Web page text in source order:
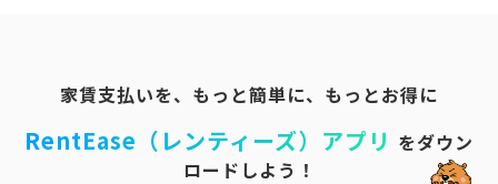
家賃支払いを、もっと簡単に、もっとお得に
RentEase（レンティーズ）アプリ をダウン
ロードしよう！